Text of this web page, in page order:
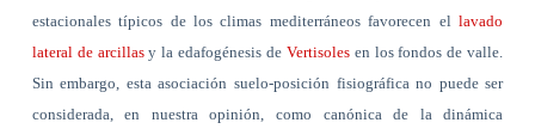
estacionales típicos de los climas mediterráneos favorecen ellavado
lateral de arcillasy la edafogénesis de Vertisolesen los fondos de valle.
Sin embargo, esta asociación suelo-posición fisiográfica no puede ser
considerada, en nuestra opinión, como canónica de la dinámica